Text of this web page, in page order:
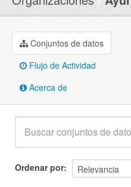
Conjuntos de datos
Flujo de Actividad
Acerca de
Ordenar por